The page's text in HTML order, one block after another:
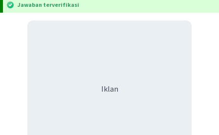
Jawaban terverifikasi
Iklan